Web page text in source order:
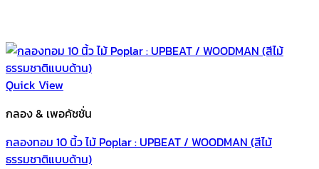
Quick View
กลอง & เพอคัชชั่น
กลองทอม 10 นิ้ว ไม้ Poplar : UPBEAT / WOODMAN (สีไม้
ธรรมชาติแบบด้าน)